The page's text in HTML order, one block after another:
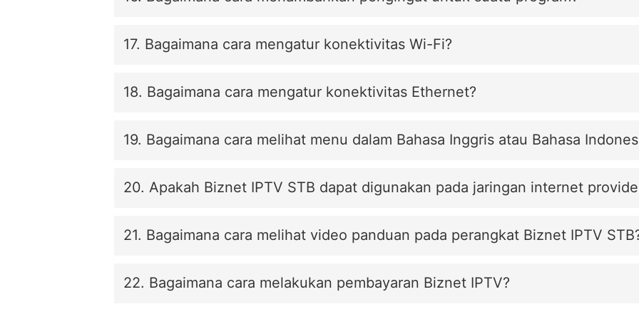
17. Bagaimana cara mengatur konektivitas Wi-Fi?
18. Bagaimana cara mengatur konektivitas Ethernet?
19. Bagaimana cara melihat menu dalam Bahasa Inggris atau Bahasa
20. Apakah Biznet IPTV STB dapat digunakan pada jaringan internet
21. Bagaimana cara melihat video panduan pada perangkat Biznet IPTV
22. Bagaimana cara melakukan pembayaran Biznet IPTV?